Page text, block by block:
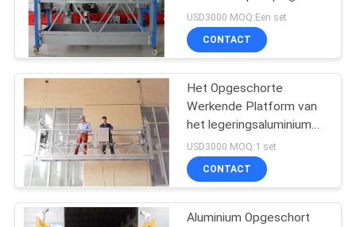
POLICY
steiger voor 500 kg 800
kg 1000kg
USD3000 MOQ:Een set
CONTACT
Het Opgeschorte
Werkende Platform van
het legeringsaluminium
Steiger voor de Bouw
van Voorgevelonderhoud
USD3000 MOQ:1 set
CONTACT
Aluminium Opgeschort